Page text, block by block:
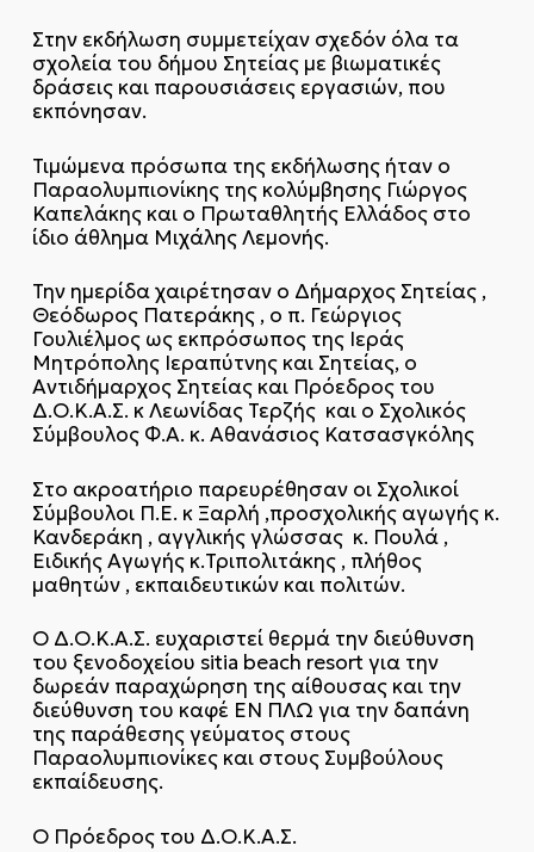
Στην εκδήλωση συμμετείχαν σχεδόν όλα τα
σχολεία του δήμου Σητείας με βιωματικές
δράσεις και παρουσιάσεις εργασιών, που
εκπόνησαν.
Τιμώμενα πρόσωπα της εκδήλωσης ήταν ο
Παραολυμπιονίκης της κολύμβησης Γιώργος
Καπελάκης και ο Πρωταθλητής Ελλάδος στο
ίδιο άθλημα Μιχάλης Λεμονής.
Την ημερίδα χαιρέτησαν ο Δήμαρχος Σητείας ,
Θεόδωρος Πατεράκης , ο π. Γεώργιος
Γουλιέλμος ως εκπρόσωπος της Ιεράς
Μητρόπολης Ιεραπύτνης και Σητείας, ο
Αντιδήμαρχος Σητείας και Πρόεδρος του
Δ.Ο.Κ.Α.Σ. κ Λεωνίδας Τερζής και ο Σχολικός
Σύμβουλος Φ.Α. κ. Αθανάσιος Κατσασγκόλης
Στο ακροατήριο παρευρέθησαν οι Σχολικοί
Σύμβουλοι Π.Ε. κ Ξαρλή ,προσχολικής αγωγής κ.
Κανδεράκη , αγγλικής γλώσσας κ. Πουλά ,
Ειδικής Αγωγής κ.Τριπολιτάκης , πλήθος
μαθητών , εκπαιδευτικών και πολιτών.
Ο Δ.Ο.Κ.Α.Σ. ευχαριστεί θερμά την διεύθυνση
του ξενοδοχείου sitia beach resort για την
δωρεάν παραχώρηση της αίθουσας και την
διεύθυνση του καφέ ΕΝ ΠΛΩ για την δαπάνη
της παράθεσης γεύματος στους
Παραολυμπιονίκες και στους Συμβούλους
εκπαίδευσης.
Ο Πρόεδρος του Δ.Ο.Κ.Α.Σ.